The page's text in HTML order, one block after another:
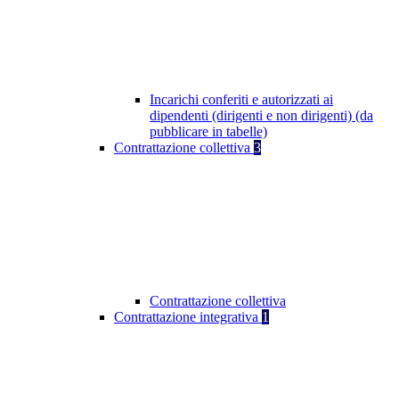
Incarichi conferiti e autorizzati ai
dipendenti (dirigenti e non dirigenti) (da
pubblicare in tabelle)
Contrattazione collettiva 3
Contrattazione collettiva
Contrattazione integrativa 1